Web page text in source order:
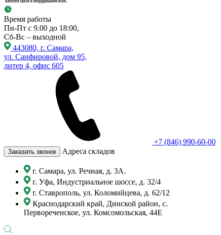
Время работы
Пн-Пт с 9.00 до 18:00,
Сб-Вс – выходной
443080, г. Самара,
ул. Санфировой, дом 95,
литер 4, офис 605
+7 (846) 990-60-00
Заказать звонок Адреса складов
г. Самара, ул. Речная, д. 3А.
г. Уфа, Индустриальное шоссе, д. 32/4
г. Ставрополь, ул. Коломийцева, д. 62/12
Краснодарский край, Динской район, с.
Первореченское, ул. Комсомольская, 44Е